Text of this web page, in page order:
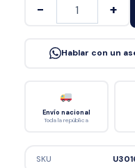
− +
Hablar con un
Envío nacional
Toda la república
SKU